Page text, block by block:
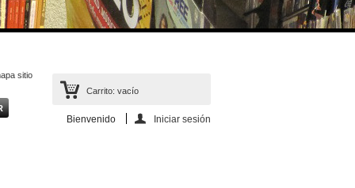
Carrito: vacío
Bienvenido Iniciar sesión
sitio